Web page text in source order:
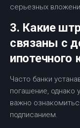
серьезных
3. Какие
связаны с
ипотечного
Часто банки
погашение, однако
важно
подписанием.